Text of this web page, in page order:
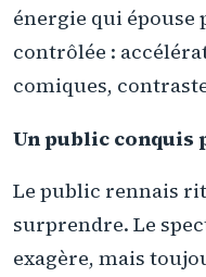
énergie qui
contrôlée :
comiques,
Un public conquis
Le public rennais
surprendre. Le
exagère, mais